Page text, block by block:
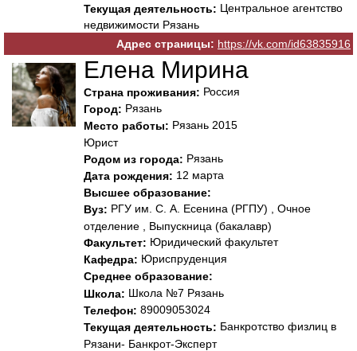
Текущая деятельность: Центральное агентство
недвижимости Рязань
Адрес страницы: https://vk.com/id63835916
Елена Мирина
Страна проживания: Россия
Город: Рязань
Место работы: Рязань 2015
Юрист
Родом из города: Рязань
Дата рождения: 12 марта
Высшее образование:
Вуз: РГУ им. С. А. Есенина (РГПУ) , Очное
отделение , Выпускница (бакалавр)
Факультет: Юридический факультет
Кафедра: Юриспруденция
Среднее образование:
Школа: Школа №7 Рязань
Телефон: 89009053024
Текущая деятельность: Банкротство физлиц в
Рязани- Банкрот-Эксперт